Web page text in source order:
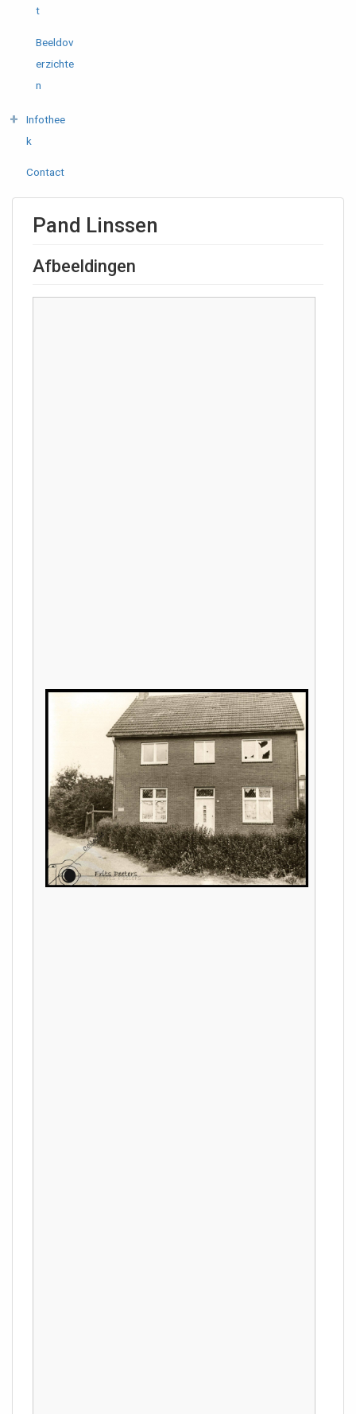
t
Beeldov
erzichte
n
Infothee
k
Contact
Pand Linssen
Afbeeldingen